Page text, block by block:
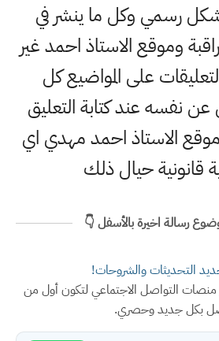
رسمي وكل ما ينشر في
وموقع الاستاذ احمد غير
على المواضيع كل
عند كتابة التعليق
الاستاذ احمد مهدي اي
قانونية حيال ذلك
رسالة اخيرة بالأسفل 👇
التحديثات والشروحات!
منصات التواصل الاجتماعي لتكون أول من
بكل جديد وحصري.